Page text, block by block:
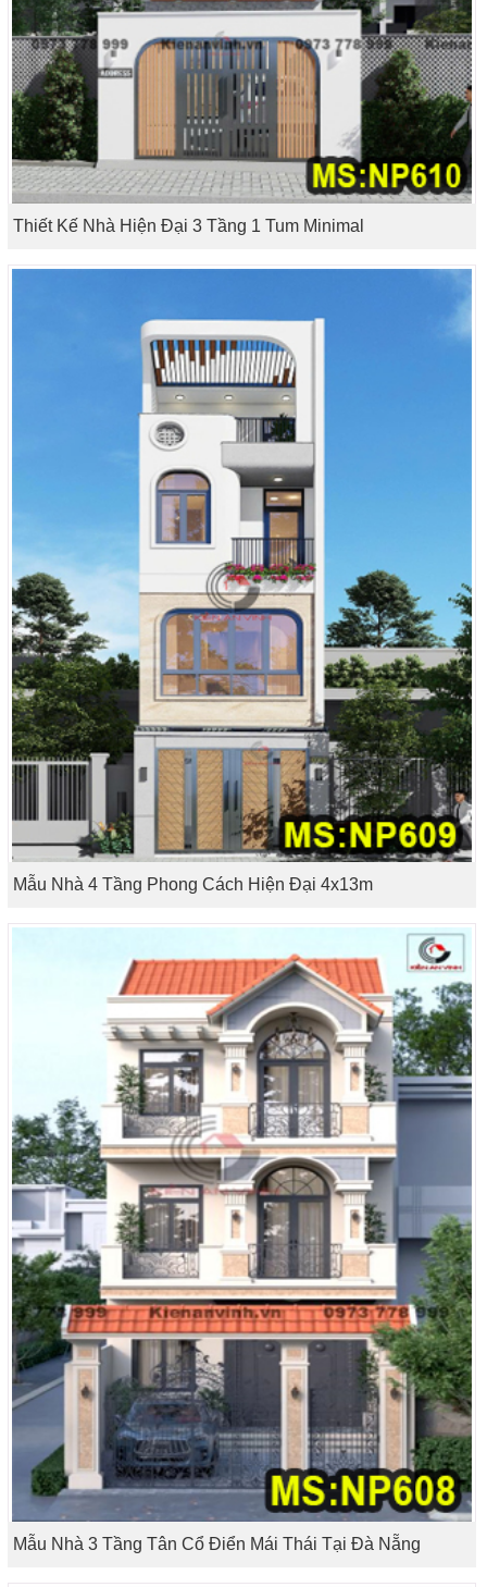
Thiết Kế Nhà Hiện Đại 3 Tầng 1 Tum Minimal
Mẫu Nhà 4 Tầng Phong Cách Hiện Đại 4x13m
Mẫu Nhà 3 Tầng Tân Cổ Điển Mái Thái Tại Đà Nẵng